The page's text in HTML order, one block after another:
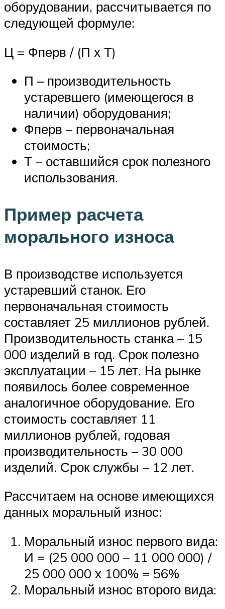
оборудовании, рассчитывается по
следующей формуле:
Ц = Фперв / (П х Т)
П – производительность
устаревшего (имеющегося в
наличии) оборудования;
Фперв – первоначальная
стоимость;
Т – оставшийся срок полезного
использования.
Пример расчета
морального износа
В производстве используется
устаревший станок. Его
первоначальная стоимость
составляет 25 миллионов рублей.
Производительность станка – 15
000 изделий в год. Срок полезно
эксплуатации – 15 лет. На рынке
появилось более современное
аналогичное оборудование. Его
стоимость составляет 11
миллионов рублей, годовая
производительность – 30 000
изделий. Срок службы – 12 лет.
Рассчитаем на основе имеющихся
данных моральный износ:
Моральный износ первого вида:
И = (25 000 000 – 11 000 000) /
25 000 000 х 100% = 56%
Моральный износ второго вида: